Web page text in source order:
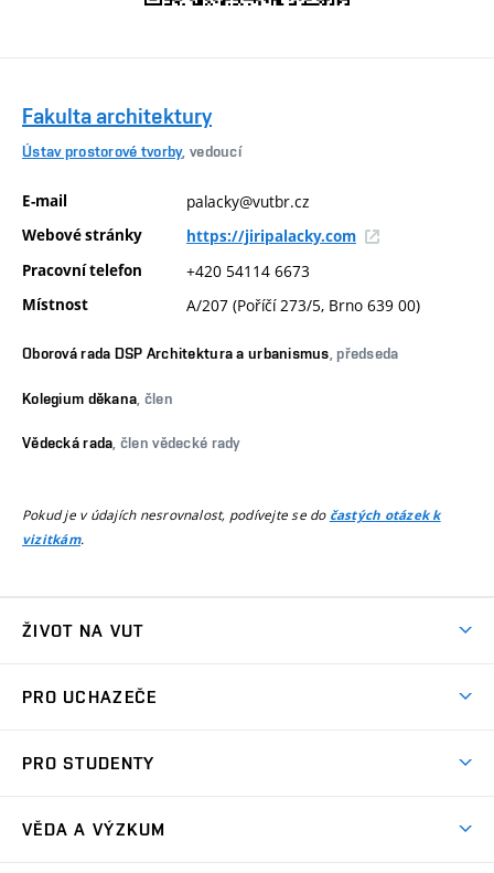
Fakulta architektury
Ústav prostorové tvorby, vedoucí
E-mail palacky@vutbr.cz
Webové stránky
https://jiripalacky.com
Pracovní telefon
+420 54114 6673
Místnost A/207 (Poříčí 273/5, Brno 639 00)
Oborová rada DSP Architektura a urbanismus, předseda
Kolegium děkana , člen
Vědecká rada, člen vědecké rady
Pokud je v údajích nesrovnalost, podívejte se do častých otázek k
vizitkám.
ŽIVOT NA VUT
Koleje
Sport na VUT
PRO UCHAZEČE
Dny otevřených dveří
PRO STUDENTY
VĚDA A VÝZKUM